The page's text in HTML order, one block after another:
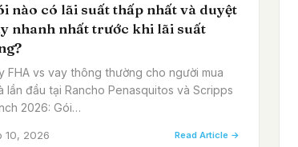
nào có lãi suất thấp nhất và duyệt
nhanh nhất trước khi lãi suất
FHA vs vay thông thường cho người mua
lần đầu tại Rancho Penasquitos và Scripps
2026: Gói…
10, 2026 Read Article →